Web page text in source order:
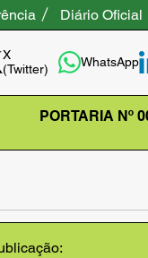
Diário Oficial
X
(Twitter)
WhatsApp
PORTARIA Nº